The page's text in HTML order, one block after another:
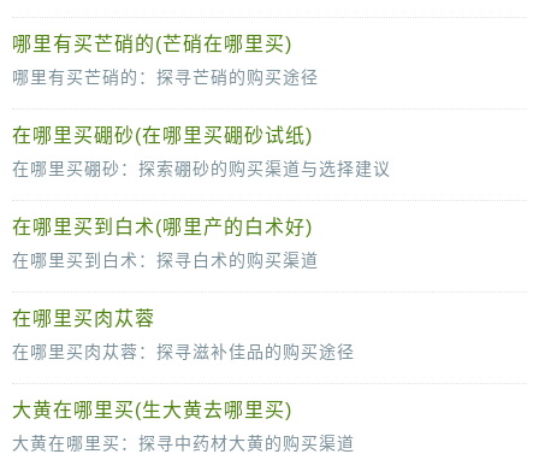
哪里有买芒硝的(芒硝在哪里买)
哪里有买芒硝的：探寻芒硝的购买途径
在哪里买硼砂(在哪里买硼砂试纸)
在哪里买硼砂：探索硼砂的购买渠道与选择建议
在哪里买到白术(哪里产的白术好)
在哪里买到白术：探寻白术的购买渠道
在哪里买肉苁蓉
在哪里买肉苁蓉：探寻滋补佳品的购买途径
大黄在哪里买(生大黄去哪里买)
大黄在哪里买：探寻中药材大黄的购买渠道